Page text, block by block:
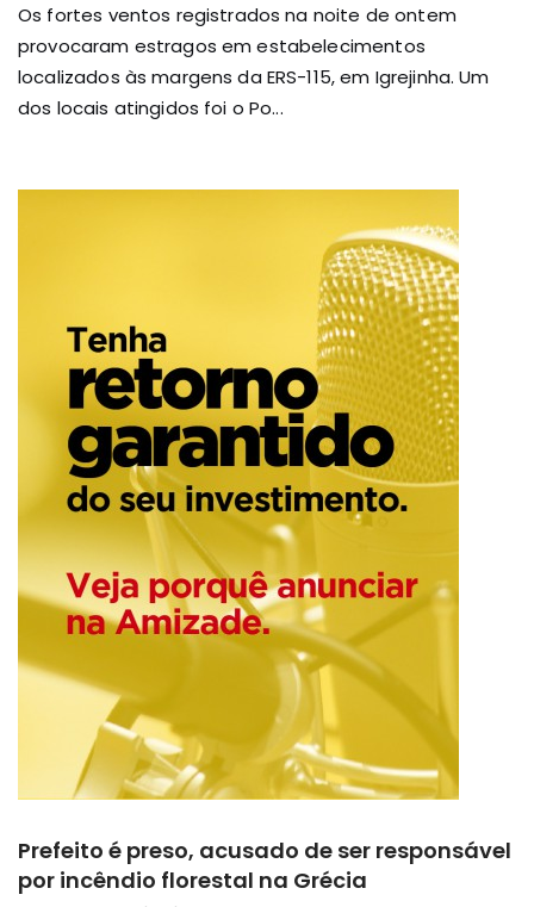
Os fortes ventos registrados na noite de ontem
provocaram estragos em estabelecimentos
localizados às margens da ERS-115, em Igrejinha. Um
dos locais atingidos foi o Po...
Prefeito é preso, acusado de ser responsável
por incêndio florestal na Grécia